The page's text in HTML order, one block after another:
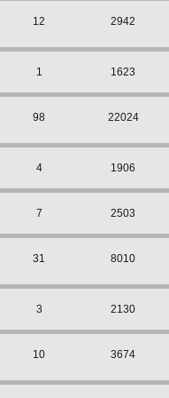
12 2942
1 1623
98 22024
4 1906
7 2503
31 8010
3 2130
10 3674